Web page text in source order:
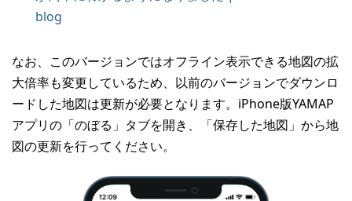
blog
なお、このバージョンではオフライン表示できる地図の拡
大倍率も変更しているため、以前のバージョンでダウンロ
ードした地図は更新が必要となります。iPhone版YAMAP
アプリの「のぼる」タブを開き、「保存した地図」から地
図の更新を行ってください。